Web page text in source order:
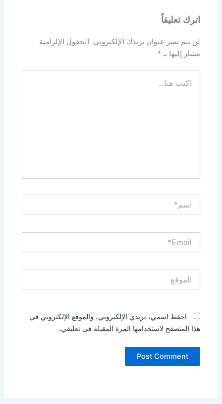
اترك تعليقاً
لن يتم نشر عنوان بريدك الإلكتروني. الحقول الإلزامية
مشار إليها بـ*
هنا...
احفظ اسمي، بريدي الإلكتروني، والموقع الإلكتروني في
هذا المتصفح لاستخدامها المرة المقبلة في تعليقي.